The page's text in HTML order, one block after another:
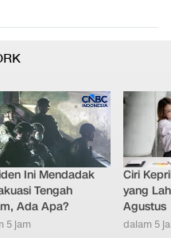
Ini Mendadak
Tengah
Ada Apa?
5 jam
Ciri
yang
Agustus
dalam 5